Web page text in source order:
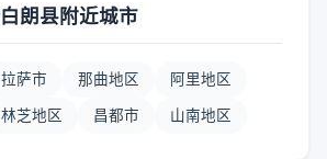
白朗县附近城市
拉萨市 那曲地区 阿里地区
林芝地区 昌都市 山南地区